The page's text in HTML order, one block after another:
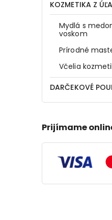
KOZMETIKA Z ÚĽA
Mydlá s
voskom
Prírodné
Včelia
DARČEKOVÉ
Prijímame